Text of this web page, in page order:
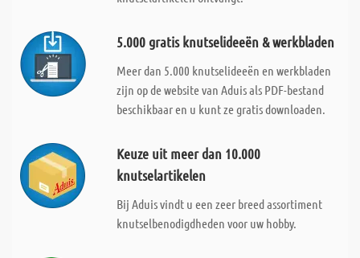
5.000 gratis knutselideeën & werkbladen
Meer dan 5.000 knutselideeën en werkbladen
zijn op de website van Aduis als PDF-bestand
beschikbaar en u kunt ze gratis downloaden.
Keuze uit meer dan 10.000
knutselartikelen
Bij Aduis vindt u een zeer breed assortiment
knutselbenodigdheden voor uw hobby.